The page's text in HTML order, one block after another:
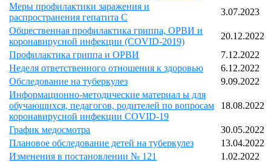
Меры профилактики заражения и
распространения гепатита С
3.07.2023
Общественная профилактика гриппа, ОРВИ и
коронавирусной инфекции (COVID-2019)
20.12.2022
Профилактика гриппа и ОРВИ
7.12.2022
Неделя ответственного отношения к здоровью
6.12.2022
Обследование на туберкулез
9.09.2022
Информационно-методические материал ы для
обучающихся, педагогов, родителей по вопросам
коронавирусной инфекции COVID-19
18.08.2022
График медосмотра
30.05.2022
Плановое обследование детей на туберкулез
13.04.2022
Изменения в постановлении № 121
1.02.2022